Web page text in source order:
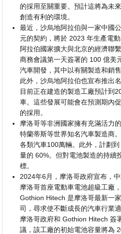
的採用至關重要。預計這將為未
創造有利的環境。
最近，沙烏地阿拉伯與一家中國
元的契約，將於 2023 年生產電
阿拉伯國家擴大與北京的經濟聯
商務會議第一天簽署的 100 億美
汽車開發，其中以有關製造和銷
此外，沙烏地阿拉伯也宣布推出
目前正在建造的製造工廠預計到
車。這些發展可能會在預測期內
的採用。
摩洛哥等非洲國家擁有充滿活力
特蘭蒂斯等世界知名汽車製造商
各類汽車100萬輛。此外，計劃
量的 60%。但對電池製造的持續
標。
2024年6月，摩洛哥政府宣布，
摩洛哥首座電動車電池超級工廠
Gothion Hitech 是摩洛哥最新一
司，尋求使不斷成長的汽車行業
摩洛哥政府和 Gothion Hitech 簽
議，該工廠的初始電池容量將為